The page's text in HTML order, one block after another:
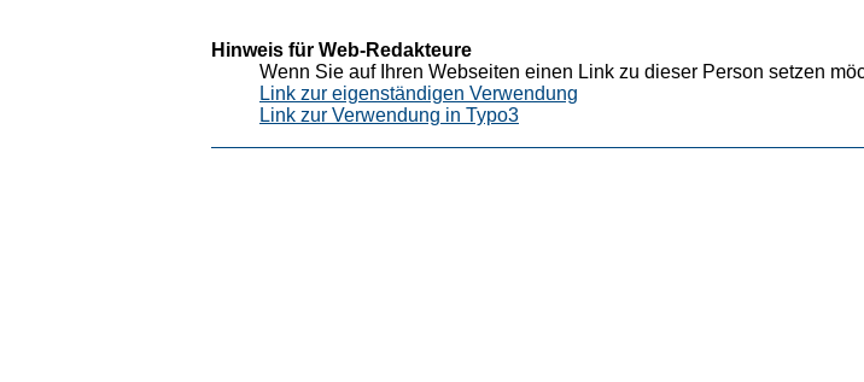
Hinweis für Web-Redakteure
Wenn Sie auf Ihren Webseiten einen Link zu dieser Person setzen
Link zur eigenständigen Verwendung
Link zur Verwendung in Typo3